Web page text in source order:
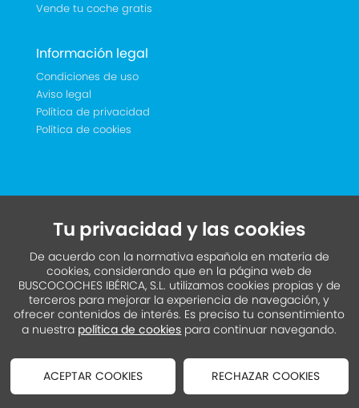
Vende tu coche gratis
Información legal
Condiciones de uso
Aviso legal
Política de privacidad
Política de cookies
Tu privacidad y las cookies
De acuerdo con la normativa española en materia de
cookies, considerando que en la página web de
BUSCOCOCHES IBÉRICA, S.L. utilizamos cookies propias y de
terceros para mejorar la experiencia de navegación, y
ofrecer contenidos de interés. Es preciso tu consentimiento
a nuestra política de cookies para continuar navegando.
ACEPTAR COOKIES RECHAZAR COOKIES